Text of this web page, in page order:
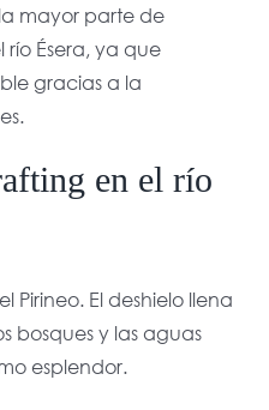
mayor parte de
río Ésera, ya que
gracias a la
en el río
Pirineo. El deshielo llena
bosques y las aguas
esplendor.